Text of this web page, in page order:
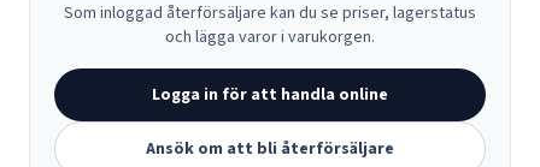
Som inloggad återförsäljare kan du se priser, lagerstatus
och lägga varor i varukorgen.
Logga in för att handla online
Ansök om att bli återförsäljare